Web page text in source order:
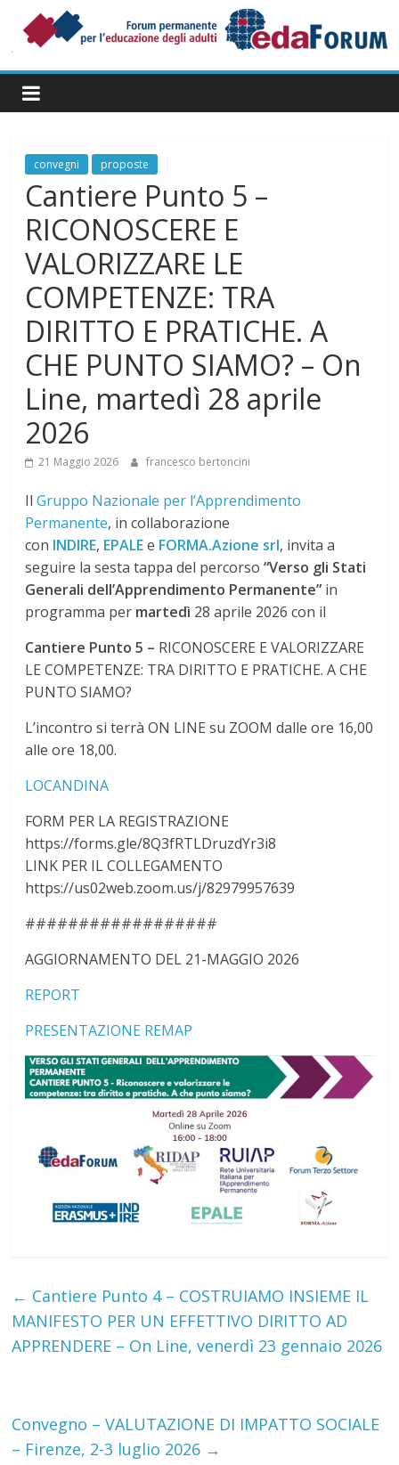
contenuto
Permanente
per
Adulticonvegni proposte
Cantiere Punto 5 –
RICONOSCERE E
VALORIZZARE LE
COMPETENZE: TRA
DIRITTO E PRATICHE. A
CHE PUNTO SIAMO? – On
Line, martedì 28 aprile
2026
21 Maggio 2026 francesco bertoncini
IlGruppo Nazionale per l’Apprendimento
Permanente, in collaborazione
con INDIRE, EPALEe FORMA.Azione srl, invita a
seguire la sesta tappa del percorso“Verso gli Stati
Generali dell’Apprendimento Permanente” in
programma per martedì 28 aprile 2026 con il
Cantiere Punto 5 – RICONOSCERE E VALORIZZARE
LE COMPETENZE: TRA DIRITTO E PRATICHE. A CHE
PUNTO SIAMO?
L’incontro si terrà ON LINE su ZOOM dalle ore 16,00
alle ore 18,00.
LOCANDINA
FORM PER LA REGISTRAZIONE
https://forms.gle/8Q3fRTLDruzdYr3i8
LINK PER IL COLLEGAMENTO
https://us02web.zoom.us/j/82979957639
##################
AGGIORNAMENTO DEL 21-MAGGIO 2026
REPORT
PRESENTAZIONE REMAP
← Cantiere Punto 4 – COSTRUIAMO INSIEME IL
MANIFESTO PER UN EFFETTIVO DIRITTO AD
APPRENDERE – On Line, venerdì 23 gennaio 2026
Convegno – VALUTAZIONE DI IMPATTO SOCIALE
– Firenze, 2-3 luglio 2026 →